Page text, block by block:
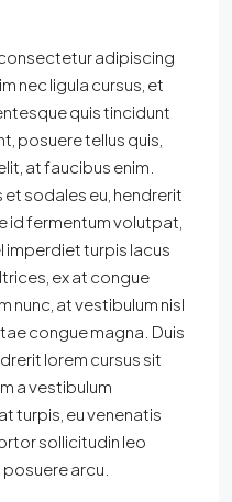
adipiscing
nec ligula cursus, et
quis tincidunt
posuere tellus quis,
at faucibus enim.
et sodales eu, hendrerit
id fermentum volutpat,
imperdiet turpis lacus
ex at congue
nunc, at vestibulum nisl
congue magna. Duis
lorem cursus sit
a vestibulum
turpis, eu venenatis
sollicitudin leo
arcu.